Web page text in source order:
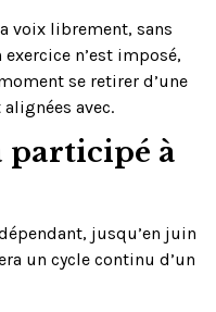
voix librement, sans
n’est imposé,
se retirer d’une
avec.
participé à
jusqu’en juin
un cycle continu d’un